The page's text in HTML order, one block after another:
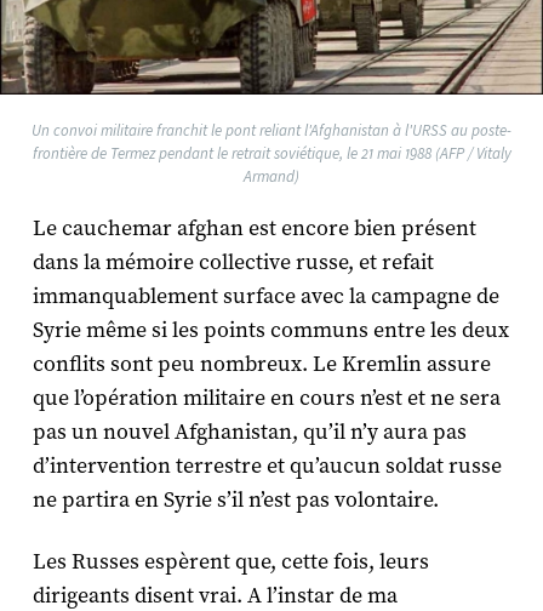
Un convoi militaire franchit le pont reliant l'Afghanistan à l'URSS au poste-
frontière de Termez pendant le retrait soviétique, le 21 mai 1988 (AFP / Vitaly
Armand)
Le cauchemar afghan est encore bien présent
dans la mémoire collective russe, et refait
immanquablement surface avec la campagne de
Syrie même si les points communs entre les deux
conflits sont peu nombreux. Le Kremlin assure
que l’opération militaire en cours n’est et ne sera
pas un nouvel Afghanistan, qu’il n’y aura pas
d’intervention terrestre et qu’aucun soldat russe
ne partira en Syrie s’il n’est pas volontaire.
Les Russes espèrent que, cette fois, leurs
dirigeants disent vrai. A l’instar de ma